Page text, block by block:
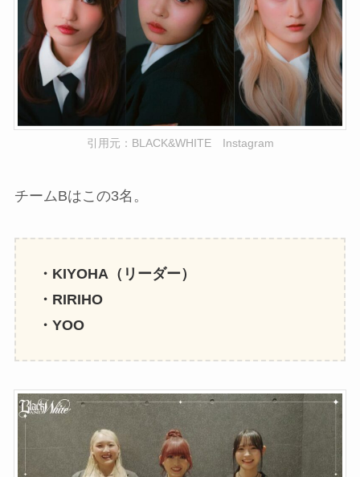
引用元：BLACK&WHITE Instagram
チームBはこの3名。
・KIYOHA（リーダー）
・RIRIHO
・YOO